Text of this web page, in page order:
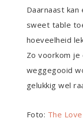
Daarnaast
sweet table
hoeveelheid
Zo voorkom
weggegooid
gelukkig wel
Foto: The